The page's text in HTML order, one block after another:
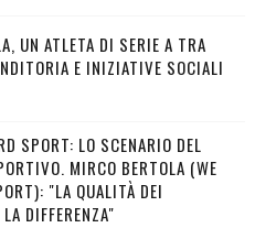
UN ATLETA DI SERIE A TRA
E INIZIATIVE SOCIALI
SPORT: LO SCENARIO DEL
MIRCO BERTOLA (WE
"LA QUALITÀ DEI
DIFFERENZA"